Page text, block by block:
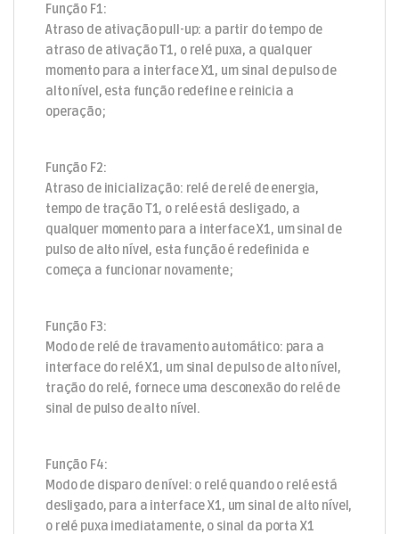
Função F1:
Atraso de ativação pull-up: a partir do tempo de
atraso de ativação T1, o relé puxa, a qualquer
momento para a interface X1, um sinal de pulso de
alto nível, esta função redefine e reinicia a
operação;
Função F2:
Atraso de inicialização: relé de relé de energia,
tempo de tração T1, o relé está desligado, a
qualquer momento para a interface X1, um sinal de
pulso de alto nível, esta função é redefinida e
começa a funcionar novamente;
Função F3:
Modo de relé de travamento automático: para a
interface do relé X1, um sinal de pulso de alto nível,
tração do relé, fornece uma desconexão do relé de
sinal de pulso de alto nível.
Função F4:
Modo de disparo de nível: o relé quando o relé está
desligado, para a interface X1, um sinal de alto nível,
o relé puxa imediatamente, o sinal da porta X1